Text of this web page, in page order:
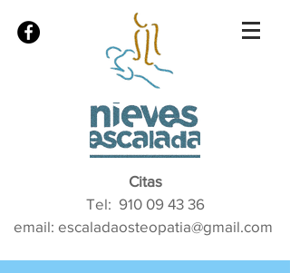
Citas
Tel: 910 09 43 36
email: escaladaosteopatia@gmail.com